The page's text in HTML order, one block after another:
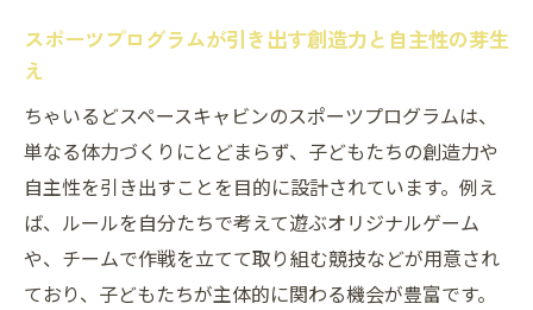
学童クラブちゃいるどスペースキャビンの
体を動かす喜びが日々のリズムを生み出す
学童クラブちゃいるどスペースキャビン
集中力や協調性が伸びる学童クラブちゃい
るどスペースキャビンの実践
スポーツプログラムで心身ともにリフレッ
シュする学童クラブちゃいるどスペースキ
スポーツプログラムが引き出す創造力と自主性の芽生
え
ちゃいるどスペースキャビンのスポーツプログラムは、
単なる体力づくりにとどまらず、子どもたちの創造力や
自主性を引き出すことを目的に設計されています。例え
ば、ルールを自分たちで考えて遊ぶオリジナルゲーム
や、チームで作戦を立てて取り組む競技などが用意され
ており、子どもたちが主体的に関わる機会が豊富です。